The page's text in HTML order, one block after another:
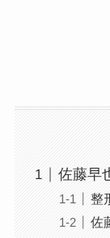
佐藤早
整
佐